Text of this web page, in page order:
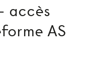
accès
AS